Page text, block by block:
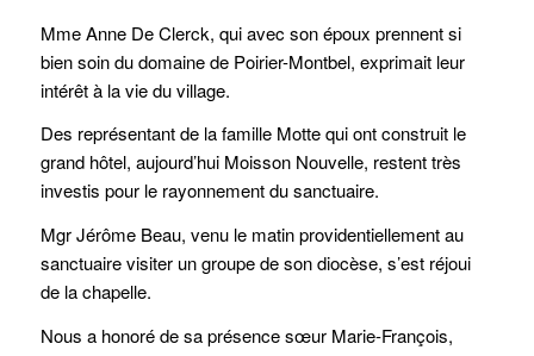
Mme Anne De Clerck, qui avec son époux prennent si
bien soin du domaine de Poirier-Montbel, exprimait leur
intérêt à la vie du village.
Des représentant de la famille Motte qui ont construit le
grand hôtel, aujourd’hui Moisson Nouvelle, restent très
investis pour le rayonnement du sanctuaire.
Mgr Jérôme Beau, venu le matin providentiellement au
sanctuaire visiter un groupe de son diocèse, s’est réjoui
de la chapelle.
Nous a honoré de sa présence sœur Marie-François,